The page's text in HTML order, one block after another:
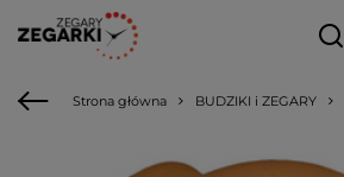
Strona główna BUDZIKI i ZEGARY